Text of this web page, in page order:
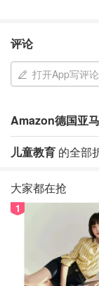
评论
打开App写评论
Amazon德国亚
儿童教育 的全部
大家都在抢
1